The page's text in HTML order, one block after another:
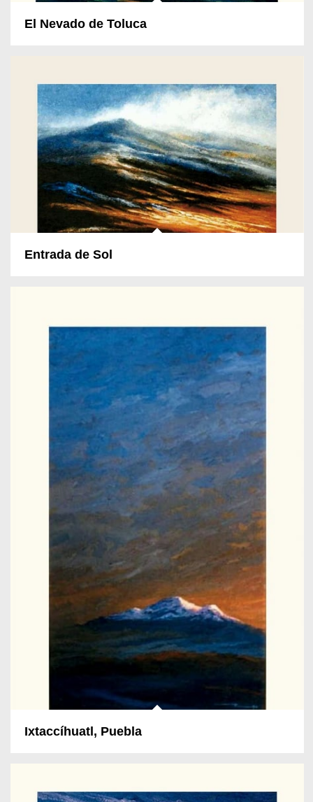
El Nevado de Toluca
Entrada de Sol
Ixtaccíhuatl, Puebla